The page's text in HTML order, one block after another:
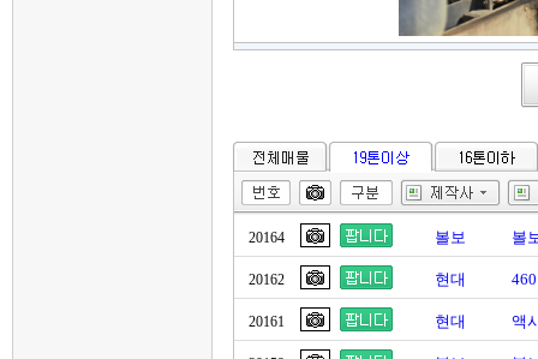
20164 볼보 볼
20162 현대
20161 현대 액